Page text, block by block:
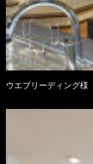
ウエブリーディング